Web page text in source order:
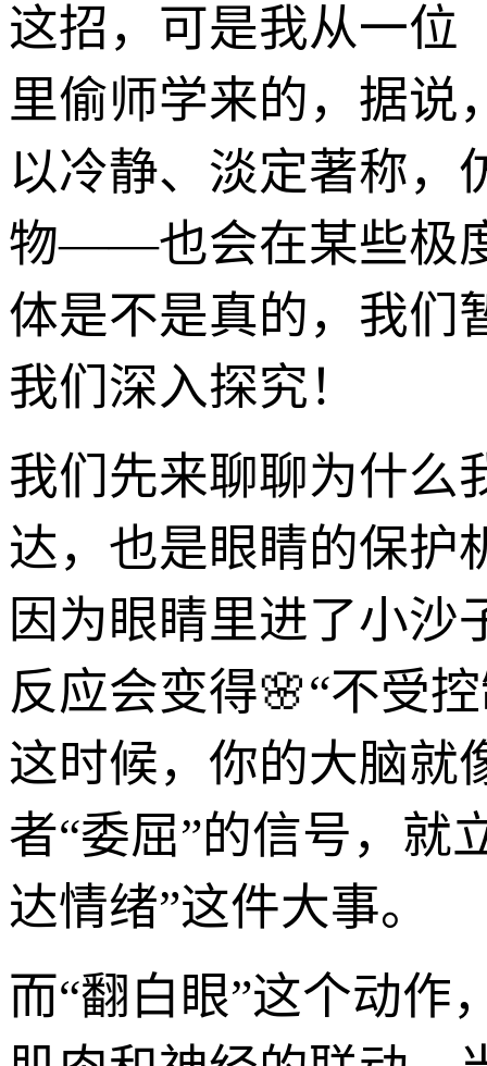
这招，可是我从一位
里偷师学来的，据
以冷静、淡定著称，
物——也会在某些极
体是不是真的，我们
我们深入探究！
我们先来聊聊为什么
达，也是眼睛的保护
因为眼睛里进了小沙
反应会变得🌸“不受
这时候，你的大脑就
者“委屈”的信号，就
达情绪”这件大事。
而“翻白眼”这个动作